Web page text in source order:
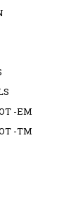
-EM
-TM